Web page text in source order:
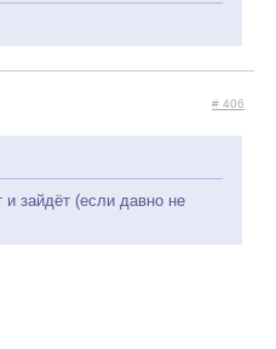
# 406
зайдёт (если давно не